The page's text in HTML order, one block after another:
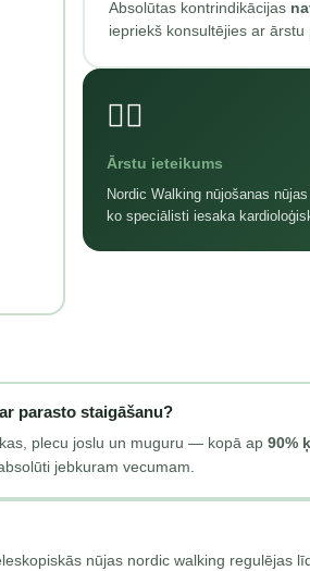
Absolūtas kontrindikācijas
iepriekš konsultējies ar
👨‍⚕️
Ārstu ieteikums
Nordic Walking nūjošanas
ko speciālisti iesaka
parasto staigāšanu?
plecu joslu un muguru — kopā ap 90%
jebkuram vecumam.
nūjas nordic walking regulējas